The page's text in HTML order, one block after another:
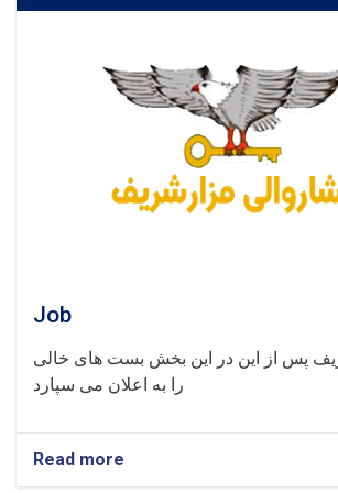
Job
پس از این در این بخش بست های خالی
را به اعلان می سپارد
Read more
Job